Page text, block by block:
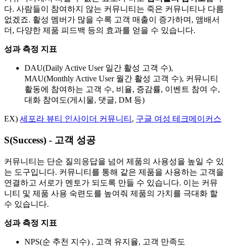
다. 사람들이 참여하지 않는 커뮤니티는 죽은 커뮤니티나 다름
없겠죠. 활성 멤버가 많을 수록 고객 매출이 증가하며, 앰배서
더, 다양한 제품 피드백 등의 효과를 얻을 수 있습니다.
성과 측정 지표
DAU(Daily Active User 일간 활성 고객 수),
MAU(Monthly Active User 월간 활성 고객 수), 커뮤니티
활동에 참여하는 고객 수, 비율, 증감률, 이벤트 참여 수,
대화 참여도(게시물, 댓글, DM 등)
EX) 세포라 뷰티 인사이더 커뮤니티 , 구글 여성 테크메이커스
S(Success) - 고객 성공
커뮤니티는 단순 질의응답을 넘어 제품의 사용성을 높일 수 있
는 도구입니다. 커뮤니티를 통해 같은 제품을 사용하는 고객을
연결하고 서로가 멘토가 되도록 만들 수 있습니다. 이는 커뮤
니티 및 제품 사용 숙련도를 높여줘 제품의 가치를 극대화 할
수 있습니다.
성과 측정 지표
NPS(순 추천 지수) , 고객 유지율, 고객 만족도